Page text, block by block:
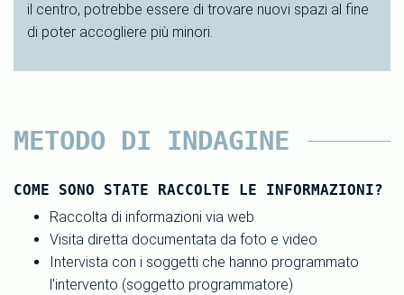
il centro, potrebbe essere di trovare nuovi spazi al fine
di poter accogliere più minori.
METODO DI INDAGINE
COME SONO STATE RACCOLTE LE INFORMAZIONI?
Raccolta di informazioni via web
Visita diretta documentata da foto e video
Intervista con i soggetti che hanno programmato
l'intervento (soggetto programmatore)